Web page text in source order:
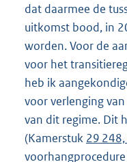
dat daarmee de
uitkomst bood, in
worden. Voor de
voor het
heb ik
voor verlenging
van dit regime. Dit
(Kamerstuk 29